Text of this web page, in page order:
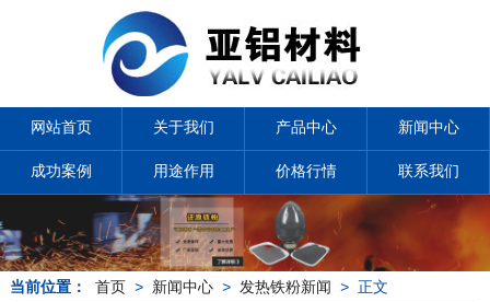
网站首页 关于我们 产品中心 新闻中心
成功案例 用途作用 价格行情 联系我们
当前位置： 首页 > 新闻中心> 发热铁粉新闻 > 正文